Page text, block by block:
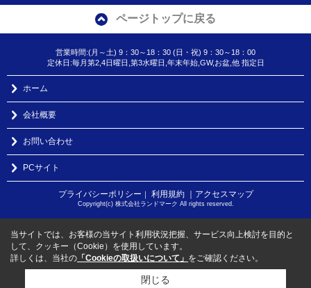
ページトップに戻る
営業時間:(月～土) 9：30～18：30 (日・祝) 9：30～18：00
定休日:毎月第2,4日曜日,第3水曜日,年末年始,GW,お盆,他 指定日
ホーム
会社概要
お問い合わせ
PCサイト
プライバシーポリシー ｜ 利用規約 ｜アクセスマップ
Copyright(c) 株式会社ランドマーク All rights reserved.
当サイトでは、お客様の当サイト利用状況把握、サービス向上検討を目的と
して、クッキー（Cookie）を使用しています。
詳しくは、当社の 「Cookieの取扱いについて」 をご確認ください。
閉じる